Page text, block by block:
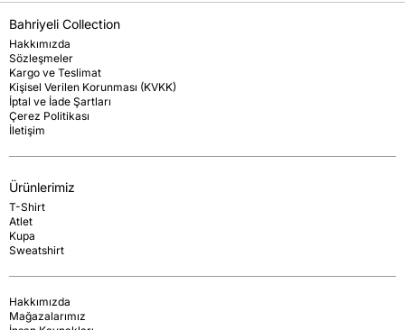
Bahriyeli Collection
Hakkımızda
Sözleşmeler
Kargo ve Teslimat
Kişisel Verilen Korunması (KVKK)
İptal ve İade Şartları
Çerez Politikası
İletişim
Ürünlerimiz
T-Shirt
Atlet
Kupa
Sweatshirt
Hakkımızda
Mağazalarımız